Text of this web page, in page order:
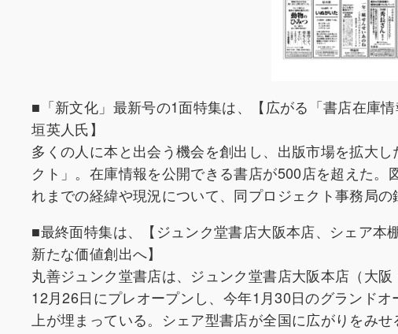
■「新文化」最新号の1面特集は、【広がる「書店在庫
垣英人氏】
多くの人に本と出会う機会を創出し、出版市場を拡大
クト」。在庫情報を公開できる書店が500店を超えた
れまでの経緯や現況について、同プロジェクト事務局
■最終面特集は、【ジュンク堂書店大阪本店、シェア
新たな価値創出へ】
丸善ジュンク堂書店は、ジュンク堂書店大阪本店（大
12月26日にプレオープンし、今年1月30日のグランド
上が埋まっている。シェア型書店が全国に広がりをみ